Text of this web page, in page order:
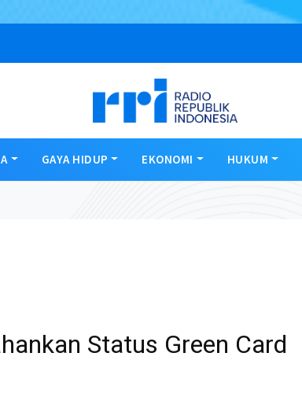
GAYA HIDUP EKONOMI HUKUM
Status Green Card